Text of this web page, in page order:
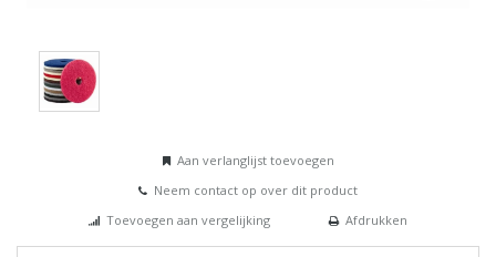
Aan verlanglijst toevoegen
Neem contact op over dit product
Toevoegen aan vergelijking
Afdrukken